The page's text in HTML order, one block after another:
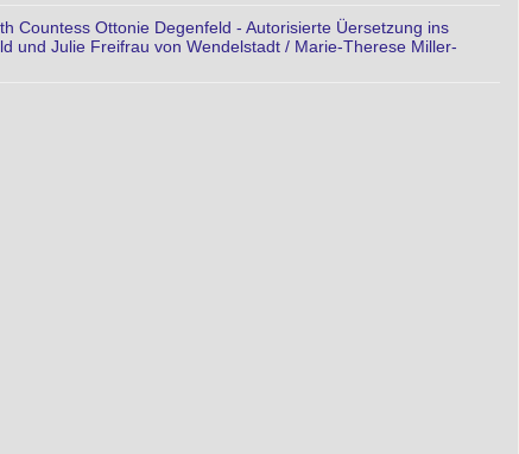
Countess Ottonie Degenfeld - Autorisierte Üersetzung ins
und Julie Freifrau von Wendelstadt / Marie-Therese Miller-